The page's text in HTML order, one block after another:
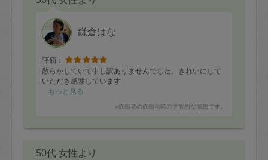
鎌倉はな
評価：
散らかしていて申し訳ありませんでした。きれいにして
いただき感謝しています
もっと見る
※依頼者の依頼当時の主観的な感想です。
50代 女性より